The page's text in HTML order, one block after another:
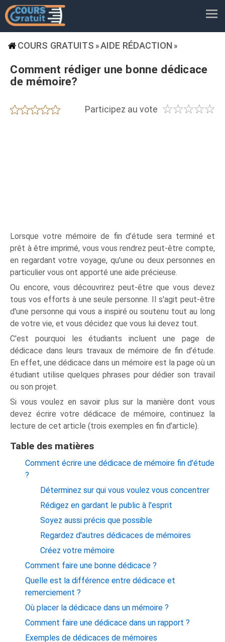
COURS GRATUITS »AIDE RÉDACTION »
Comment rédiger une bonne dédicace
de mémoire?
Participez au vote ☆☆☆☆☆
★★★★★
Lorsque votre mémoire de fin d’étude sera terminé et
prêt à être imprimé, vous vous rendrez peut-être compte,
en regardant votre voyage, qu'une ou deux personnes en
particulier vous ont apporté une aide précieuse.
Ou encore, vous découvrirez peut-être que vous devez
tous vos efforts à une seule personne. Il s'agit peut-être
d'une personne qui vous a inspiré ou soutenu tout au long
de votre vie, et vous décidez que vous lui devez tout.
C'est pourquoi les étudiants incluent une page de
dédicace dans leurs travaux de mémoire de fin d’étude.
En effet, une dédicace dans un mémoire est la page où un
étudiant utilise quelques phrases pour dédier son travail
ou son projet.
Si vous voulez en savoir plus sur la manière dont vous
devez écrire votre dédicace de mémoire, continuez la
lecture de cet article (trois exemples en fin d’article).
Table des matières
Comment écrire une dédicace de mémoire fin d’étude
?
Déterminez sur qui vous voulez vous concentrer
Rédigez en gardant le public à l'esprit
Soyez aussi précis que possible
Regardez d'autres dédicaces de mémoires
Créez votre mémoire
Comment faire une bonne dédicace ?
Quelle est la différence entre dédicace et
remerciement ?
Où placer la dédicace dans un mémoire ?
Comment faire une dédicace dans un rapport ?
Exemples de dédicaces de mémoires